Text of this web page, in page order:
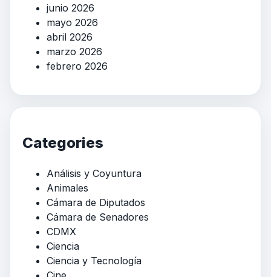
junio 2026
mayo 2026
abril 2026
marzo 2026
febrero 2026
Categories
Análisis y Coyuntura
Animales
Cámara de Diputados
Cámara de Senadores
CDMX
Ciencia
Ciencia y Tecnología